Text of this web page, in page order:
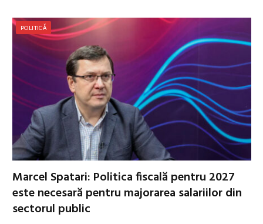
POLITICĂ
Marcel Spatari: Politica fiscală pentru 2027
este necesară pentru majorarea salariilor din
sectorul public